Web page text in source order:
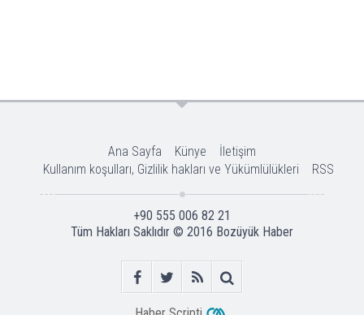
Ana Sayfa Künye
İletişim
Kullanım koşulları, Gizlilik hakları ve Yükümlülükleri
RSS
+90 555 006 82 21
Tüm Hakları Saklıdır © 2016 Bozüyük Haber